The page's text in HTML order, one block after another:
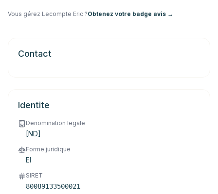
Vous gérez Lecompte Eric ?Obtenez votre badge avis →
Contact
Identite
Denomination legale
[ND]
Forme juridique
EI
SIRET
80089133500021